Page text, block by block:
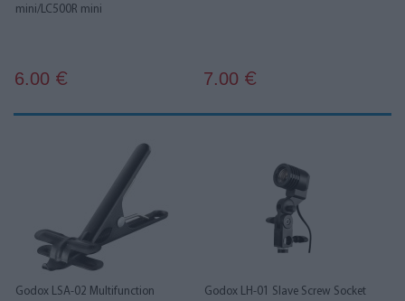
mini/LC500R mini
6.00 € 7.00 €
Godox LSA-02 Multifunction
Godox LH-01 Slave Screw Socket